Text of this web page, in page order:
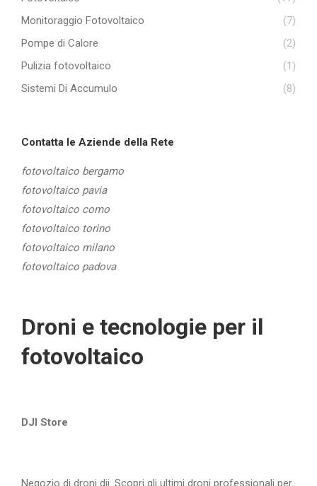
Monitoraggio Fotovoltaico
(7)
Pompe di Calore
(2)
Pulizia fotovoltaico
(1)
Sistemi Di Accumulo
(8)
Contatta le Aziende della Rete
fotovoltaico bergamo
fotovoltaico pavia
fotovoltaico como
fotovoltaico torino
fotovoltaico milano
fotovoltaico padova
Droni e tecnologie per il
fotovoltaico
DJI Store
Negozio di droni dji. Scopri gli ultimi droni professionali per